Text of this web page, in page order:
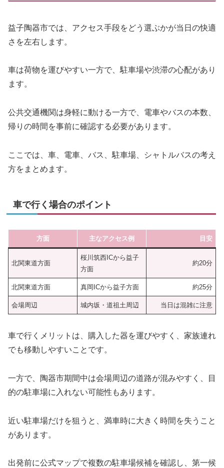
益子陶器市では、アクセス手段をどう選ぶかが当日の快適
さを左右します。
車は荷物を運びやすい一方で、駐車場や渋滞の心配があり
ます。
公共交通機関は身軽に動ける一方で、電車やバスの本数、
帰りの時間を事前に確認する必要があります。
ここでは、車、電車、バス、駐車場、シャトルバスの考え
方をまとめます。
車で行く場合のポイント
方面 主なアクセス例 目安
北関東道方面
桜川筑西ICから益子
方面
約20分
北関東道方面 真岡ICから益子方面 約25分
会場周辺 城内坂・道祖土周辺 当日は混雑に注意
車で行くメリットは、購入した器を運びやすく、家族連れ
でも移動しやすいことです。
一方で、陶器市期間中は会場周辺の道路が混みやすく、目
的の駐車場に入れない可能性もあります。
近い駐車場だけを狙うと、満車時に大きく時間を失うこと
があります。
出発前に公式マップで複数の駐車場候補を確認し、第一候